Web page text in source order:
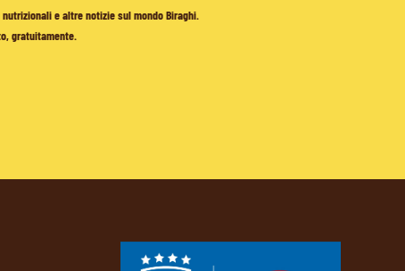
e altre notizie sul mondo Biraghi.
gratuitamente.